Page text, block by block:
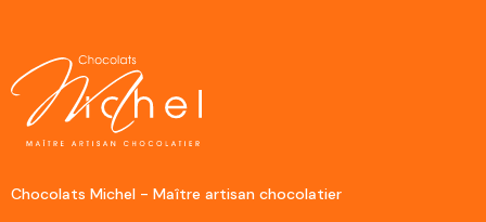
Chocolats Michel - Maître artisan chocolatier